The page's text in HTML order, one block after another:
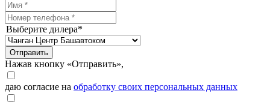
Выберите дилера*
Отправить
Нажав кнопку «Отправить»,
даю согласие на обработку своих персональных данных